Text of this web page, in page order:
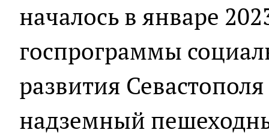
началось в январе
госпрограммы
развития
надземный